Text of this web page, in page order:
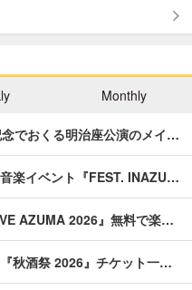
Monthly
でおくる明治座公演のメイ…
楽イベント『FEST. INAZU…
AZUMA 2026』無料で楽…
秋酒祭 2026』チケット一…